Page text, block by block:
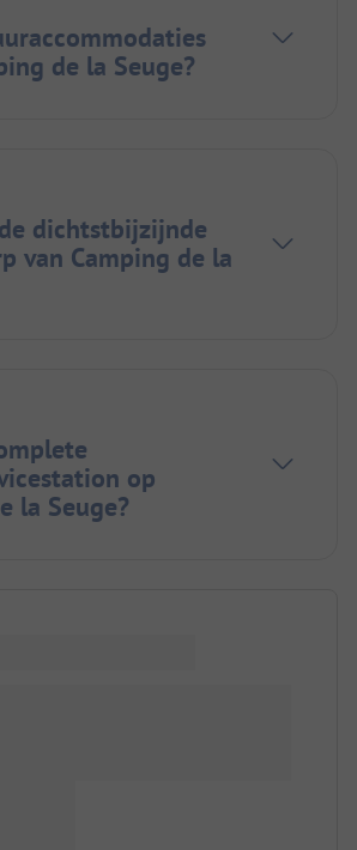
de la Seuge?
dichtstbijzijnde
van Camping de la
op
la Seuge?